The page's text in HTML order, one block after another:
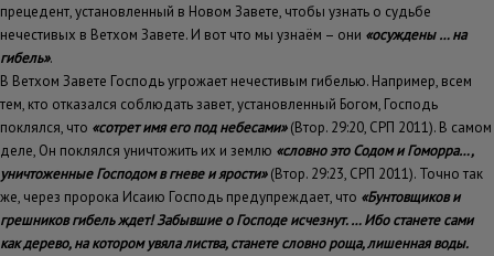
прецедент, установленный в Новом Завете, чтобы узнать о судьбе
нечестивых в Ветхом Завете. И вот что мы узнаём – они «осуждены … на
гибель».
В Ветхом Завете Господь угрожает нечестивым гибелью. Например, всем
тем, кто отказался соблюдать завет, установленный Богом, Господь
поклялся, что «сотрет имя его под небесами»(Втор. 29:20, СРП 2011). В самом
деле, Он поклялся уничтожить их и землю «словно это Содом и Гоморра…,
уничтоженные Господом в гневе и ярости»(Втор. 29:23, СРП 2011). Точно так
же, через пророка Исаию Господь предупреждает, что «Бунтовщиков и
грешников гибель ждет! Забывшие о Господе исчезнут. … Ибо станете сами
как дерево, на котором увяла листва, станете словно роща, лишенная воды.